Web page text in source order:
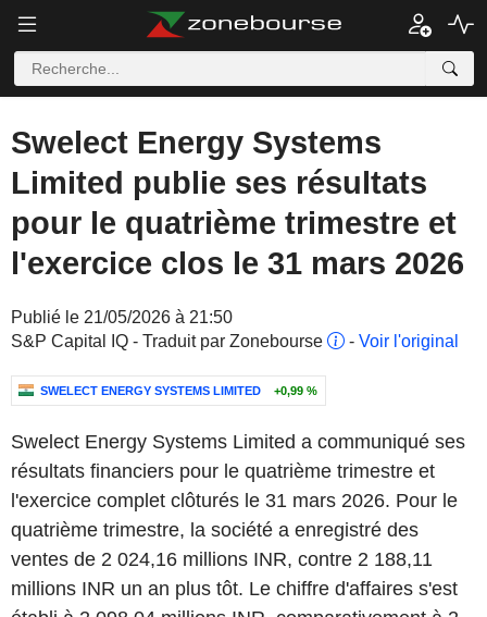
Swelect Energy Systems
Limited publie ses résultats
pour le quatrième trimestre et
l'exercice clos le 31 mars 2026
Publié le 21/05/2026 à 21:50
S&P Capital IQ - Traduit par Zonebourse
- Voir l'original
SWELECT ENERGY SYSTEMS LIMITED +0,99 %
Swelect Energy Systems Limited a communiqué ses
résultats financiers pour le quatrième trimestre et
l'exercice complet clôturés le 31 mars 2026. Pour le
quatrième trimestre, la société a enregistré des
ventes de 2 024,16 millions INR, contre 2 188,11
millions INR un an plus tôt. Le chiffre d'affaires s'est